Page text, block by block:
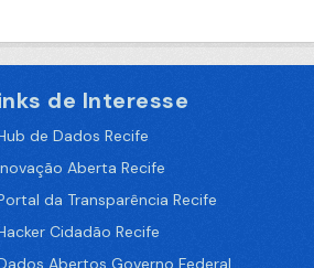
de Interesse
de Dados Recife
Aberta Recife
da Transparência Recife
Cidadão Recife
Abertos Governo Federal